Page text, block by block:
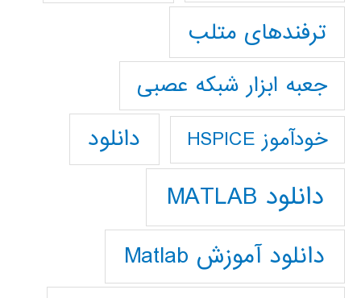
ترفندهای متلب
جعبه ابزار شبکه عصبی
خودآموز HSPICE دانلود
دانلود MATLAB
دانلود آموزش Matlab